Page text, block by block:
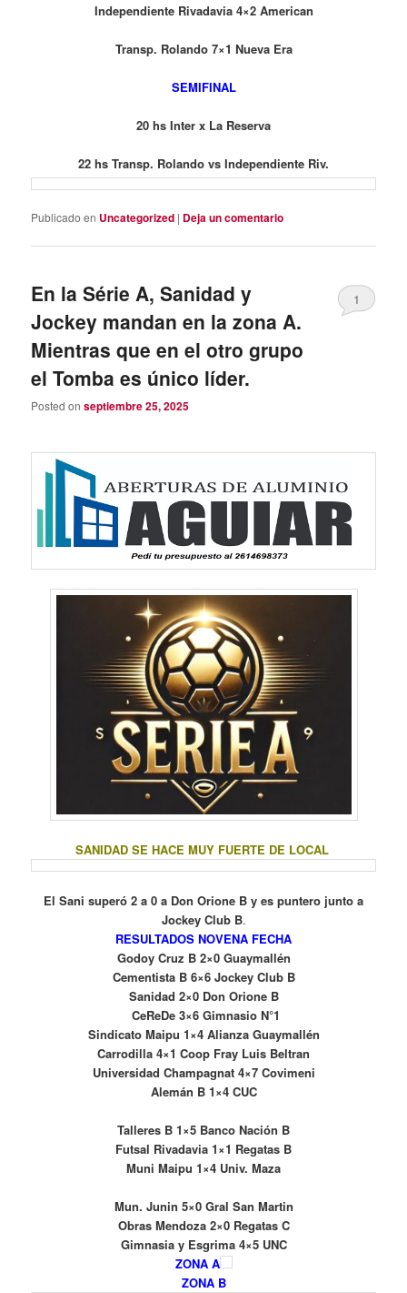
Independiente Rivadavia 4×2 American
Transp. Rolando 7×1 Nueva Era
SEMIFINAL
20 hs Inter x La Reserva
22 hs Transp. Rolando vs Independiente Riv.
Publicado en Uncategorized | Deja un comentario
En la Série A, Sanidad y
Jockey mandan en la zona A.
Mientras que en el otro grupo
el Tomba es único líder.
Posted onseptiembre 25, 2025
1
SANIDAD SE HACE MUY FUERTE DE LOCAL
El Sani superó 2 a 0 a Don Orione B y es puntero junto a
Jockey Club B.
RESULTADOS NOVENA FECHA
Godoy Cruz B 2×0 Guaymallén
Cementista B 6×6 Jockey Club B
Sanidad 2×0 Don Orione B
CeReDe 3×6 Gimnasio N°1
Sindicato Maipu 1×4 Alianza Guaymallén
Carrodilla 4×1 Coop Fray Luis Beltran
Universidad Champagnat 4×7 Covimeni
Alemán B 1×4 CUC
Talleres B 1×5 Banco Nación B
Futsal Rivadavia 1×1 Regatas B
Muni Maipu 1×4 Univ. Maza
Mun. Junin 5×0 Gral San Martin
Obras Mendoza 2×0 Regatas C
Gimnasia y Esgrima 4×5 UNC
ZONA A
ZONA B